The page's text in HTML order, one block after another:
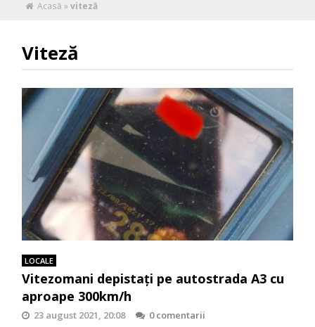
Acasă »viteză
Viteză
LOCALE
Vitezomani depistați pe autostrada A3 cu
aproape 300km/h
23 august 2021, 20:08
0 comentarii